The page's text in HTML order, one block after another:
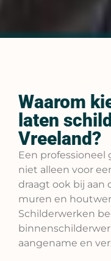
Waarom
laten
Vreeland?
Een
niet alleen voor
draagt ook bij aan
muren en
Schilderwerken
aangename en